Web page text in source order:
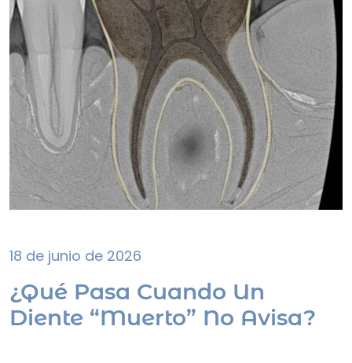
18 de junio de 2026
¿Qué Pasa Cuando Un
Diente “muerto” No Avisa?